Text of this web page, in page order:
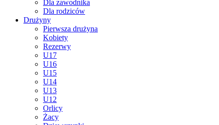
Dla zawodnika
Dla rodziców
Drużyny
Pierwsza drużyna
Kobiety
Rezerwy
U17
U16
U15
U14
U13
U12
Orlicy
Żacy